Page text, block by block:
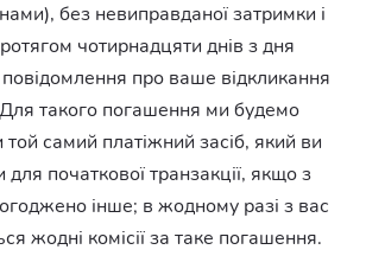
без невиправданої затримки і
чотирнадцяти днів з дня
про ваше відкликання
такого погашення ми будемо
той самий платіжний засіб, який ви
початкової транзакції, якщо з
інше; в жодному разі з вас
жодні комісії за таке погашення.